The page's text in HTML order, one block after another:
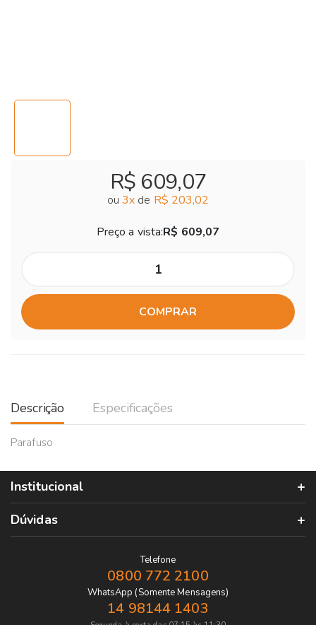
R$ 609,07
ou 3x de R$ 203,02
Preço a vista:R$ 609,07
COMPRAR
Descrição Especificações
Parafuso
Institucional
Dúvidas
Telefone
0800 772 2100
WhatsApp (Somente Mensagens)
14 98144 1403